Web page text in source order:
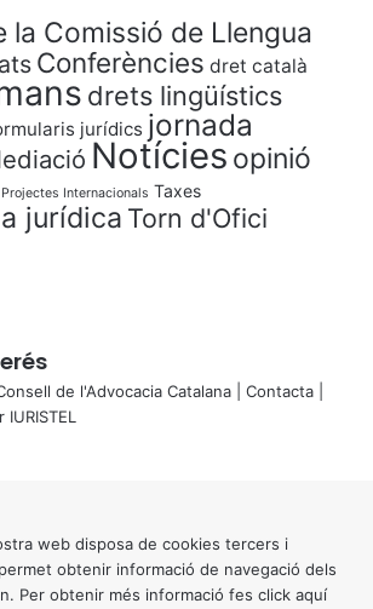
la Comissió de Llengua
Conferències dret català
drets lingüístics
jurídics jornada
Notícies opinió
Projectes Internacionals Taxes
jurídica Torn d'Ofici
de l'Advocacia Catalana | Contacta
IURISTEL
web disposa de cookies tercers i
obtenir informació de navegació dels
Per obtenir més informació fes click aquí